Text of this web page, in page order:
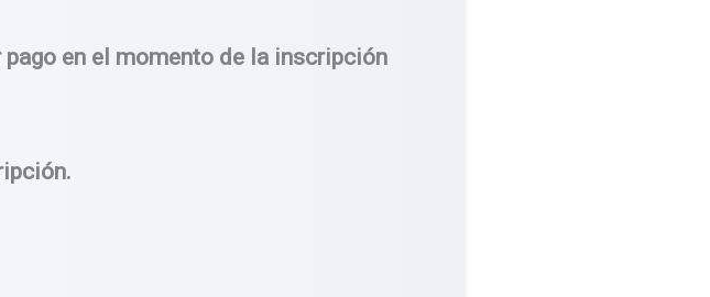
en el momento de la inscripción